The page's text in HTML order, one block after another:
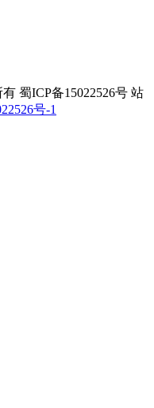
蜀ICP备15022526号 站
号-1